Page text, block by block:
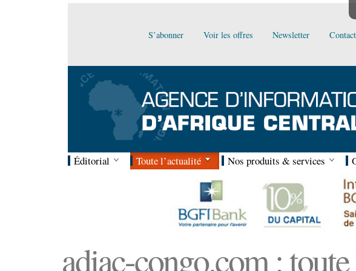
S’abonner Voir les offres Newsletter Contact
Éditorial Toute l’actualité Nos produits & services
adiac-congo.com :